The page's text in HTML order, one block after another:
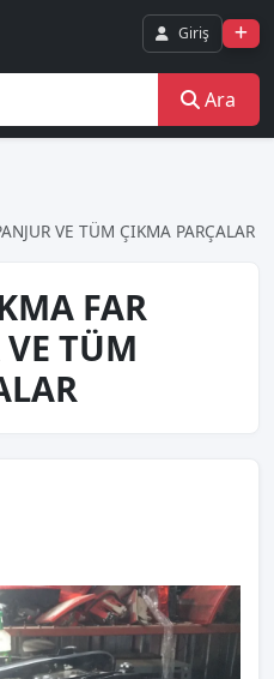
Giriş
Ara
VE TÜM ÇIKMA PARÇALAR
FAR
TÜM